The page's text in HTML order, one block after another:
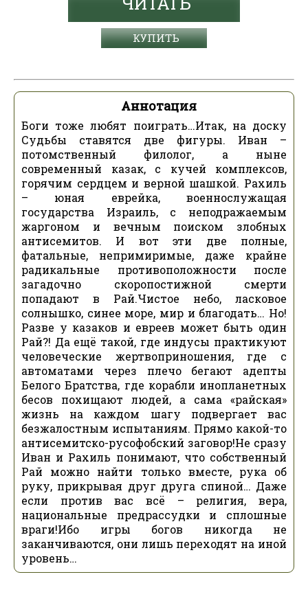
КУПИТЬ
Аннотация
Боги тоже любят поиграть…Итак, на доску
Судьбы ставятся две фигуры. Иван –
потомственный филолог, а ныне
современный казак, с кучей комплексов,
горячим сердцем и верной шашкой. Рахиль
– юная еврейка, военнослужащая
государства Израиль, с неподражаемым
жаргоном и вечным поиском злобных
антисемитов. И вот эти две полные,
фатальные, непримиримые, даже крайне
радикальные противоположности после
загадочно скоропостижной смерти
попадают в Рай.Чистое небо, ласковое
солнышко, синее море, мир и благодать… Но!
Разве у казаков и евреев может быть один
Рай?! Да ещё такой, где индусы практикуют
человеческие жертвоприношения, где с
автоматами через плечо бегают адепты
Белого Братства, где корабли инопланетных
бесов похищают людей, а сама «райская»
жизнь на каждом шагу подвергает вас
безжалостным испытаниям. Прямо какой-то
антисемитско-русофобский заговор!Не сразу
Иван и Рахиль понимают, что собственный
Рай можно найти только вместе, рука об
руку, прикрывая друг друга спиной… Даже
если против вас всё – религия, вера,
национальные предрассудки и сплошные
враги!Ибо игры богов никогда не
заканчиваются, они лишь переходят на иной
уровень…